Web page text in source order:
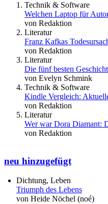
Technik & Software
Welchen Laptop für
von Redaktion
Literatur
Franz Kafkas
von Redaktion
Literatur
Die fünf besten
von Evelyn Schmink
Technik & Software
Kindle Vergleich:
von Redaktion
Literatur
Wer war Dora Diamant:
von Redaktion
neu hinzugefügt
Dichtung, Leben
Triumph des Lebens
von Heide Nöchel (noé)